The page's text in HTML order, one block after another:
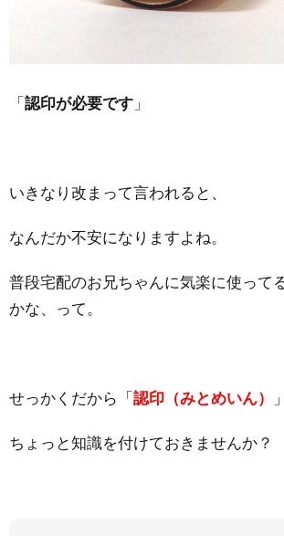
「認印が必要です 」
いきなり改まって言われると、
なんだか不安になりますよね。
普段宅配のお兄ちゃんに気楽に使って
かな、って。
せっかくだから「認印（みとめいん）
ちょっと知識を付けておきませんか？